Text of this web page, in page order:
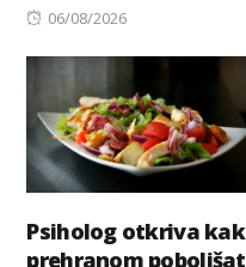
Posted
06/08/2026
Psiholog otkriva
prehranom